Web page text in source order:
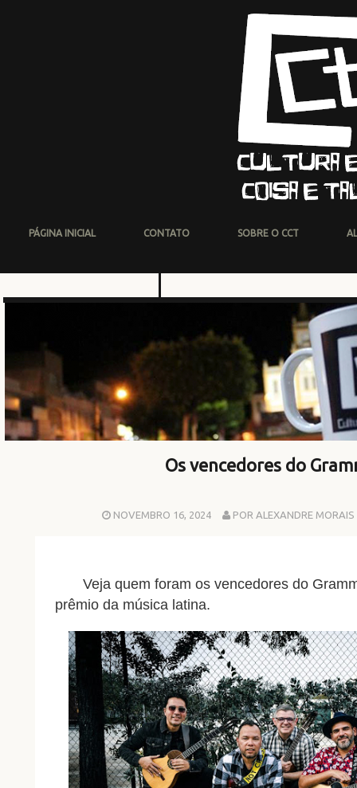
PÁGINA INICIAL CONTATO SOBRE O CCT
Os vencedores do
NOVEMBRO 16, 2024 POR ALEXANDRE MORAIS
Veja quem foram os vencedores do
prêmio da música latina.